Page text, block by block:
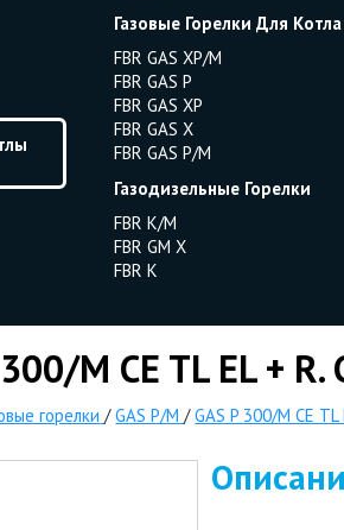
Газовые Горелки Для Котла
FBR GAS XP/M
FBR GAS P
FBR GAS XP
FBR GAS X
FBR GAS P/M
Газодизельные Горелки
FBR K/M
FBR GM X
FBR K
M CE TL EL +
горелки /GAS P/M /GAS P 300/M CE